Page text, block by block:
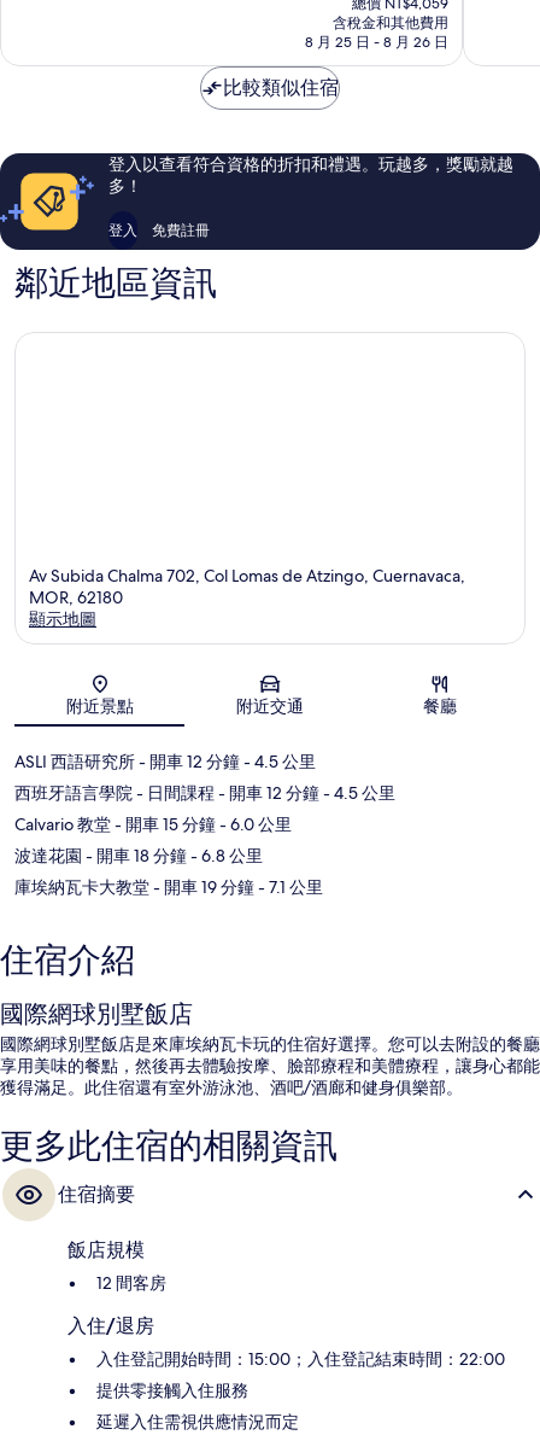
棒
評
論
價
格
為
NT$3,389
含稅金和其他費用
8 月 25 日 - 8 月 26 日
瓦
極
評
論
比較類似住宿
登入以查看符合資格的折扣和禮遇。玩越多，獎勵就越
多！
登入 免費註冊
鄰近地區資訊
Av Subida Chalma 702, Col Lomas de Atzingo, Cuernavaca,
MOR, 62180
顯示地圖
附近景點 附近交通 餐廳
ASLI 西語研究所- 開車 12 分鐘- 4.5 公里
西班牙語言學院 - 日間課程 - 開車 12 分鐘- 4.5 公里
Calvario 教堂- 開車 15 分鐘- 6.0 公里
波達花園 - 開車 18 分鐘- 6.8 公里
庫埃納瓦卡大教堂- 開車 19 分鐘- 7.1 公里
住宿介紹
國際網球別墅飯店
國際網球別墅飯店是來庫埃納瓦卡玩的住宿好選擇。您可以去附設的餐廳
享用美味的餐點，然後再去體驗按摩、臉部療程和美體療程，讓身心都能
獲得滿足。此住宿還有室外游泳池、酒吧/酒廊和健身俱樂部。
更多此住宿的相關資訊
住宿摘要
飯店規模
12 間客房
入住/退房
入住登記開始時間：15:00；入住登記結束時間：22:00
提供零接觸入住服務
延遲入住需視供應情況而定